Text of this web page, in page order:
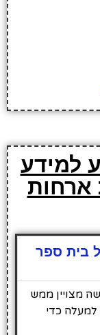
למידע
בית ספר
מצויין ממש
כדי